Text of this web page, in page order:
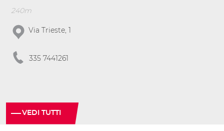
240m
Via Trieste, 1
335 7441261
VEDI TUTTI